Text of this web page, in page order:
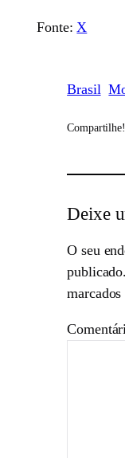
Fonte: X
Brasil
Compartilhe!
Deixe
O seu
publicado.
marcados